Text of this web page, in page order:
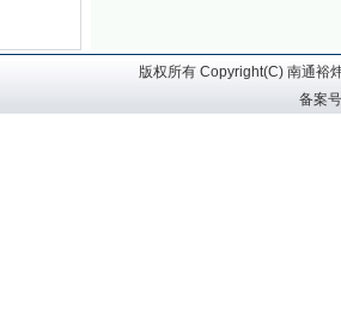
版权所有 Copyright(C) 南通
备案